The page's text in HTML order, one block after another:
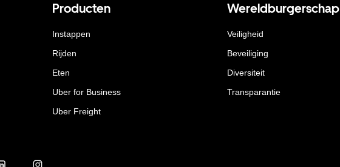
Producten
Instappen
Rijden
Eten
Uber for Business
Uber Freight
Wereldburgerschap
Veiligheid
Beveiliging
Diversiteit
Transparantie